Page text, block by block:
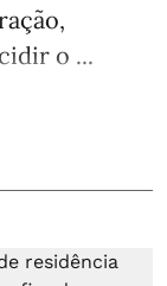
o ...